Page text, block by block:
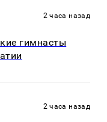
2 часа назад
гимнасты
2 часа назад